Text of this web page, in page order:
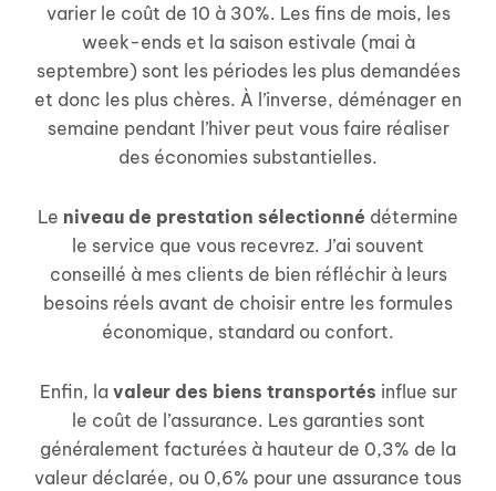
varier le coût de 10 à 30%. Les fins de mois, les
week-ends et la saison estivale (mai à
septembre) sont les périodes les plus demandées
et donc les plus chères. À l’inverse, déménager en
semaine pendant l’hiver peut vous faire réaliser
des économies substantielles.
Le niveau de prestation sélectionné détermine
le service que vous recevrez. J’ai souvent
conseillé à mes clients de bien réfléchir à leurs
besoins réels avant de choisir entre les formules
économique, standard ou confort.
Enfin, la valeur des biens transportés influe sur
le coût de l’assurance. Les garanties sont
généralement facturées à hauteur de 0,3% de la
valeur déclarée, ou 0,6% pour une assurance tous